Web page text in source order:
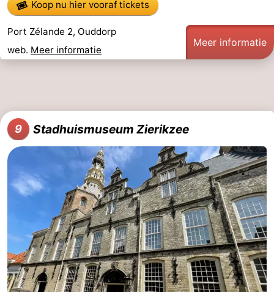
Koop nu hier vooraf tickets
Port Zélande 2, Ouddorp
web. Meer informatie
Meer informatie
9 Stadhuismuseum Zierikzee